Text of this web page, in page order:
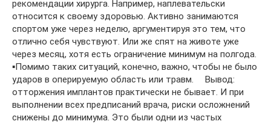
рекомендации хирурга. Например, наплевательски
относится к своему здоровью. Активно занимаются
спортом уже через неделю, аргументируя это тем, что
отлично себя чувствуют. Или же спят на животе уже
через месяц, хотя есть ограничение минимум на полгода.
▪Помимо таких ситуаций, конечно, важно, чтобы не было
ударов в оперируемую область или травм. ⠀ Вывод:
отторжения имплантов практически не бывает. И при
выполнении всех предписаний врача, риски осложнений
снижены до минимума. Это были одни из частых